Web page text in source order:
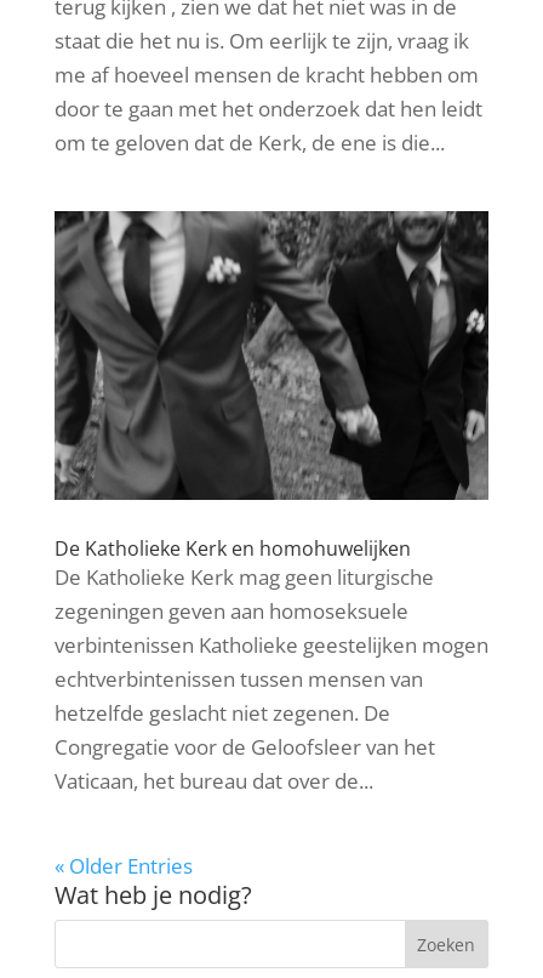
terug kijken , zien we dat het niet was in de
staat die het nu is. Om eerlijk te zijn, vraag ik
me af hoeveel mensen de kracht hebben om
door te gaan met het onderzoek dat hen leidt
om te geloven dat de Kerk, de ene is die...
De Katholieke Kerk en homohuwelijken
De Katholieke Kerk mag geen liturgische
zegeningen geven aan homoseksuele
verbintenissen Katholieke geestelijken mogen
echtverbintenissen tussen mensen van
hetzelfde geslacht niet zegenen. De
Congregatie voor de Geloofsleer van het
Vaticaan, het bureau dat over de...
« Older Entries
Wat heb je nodig?